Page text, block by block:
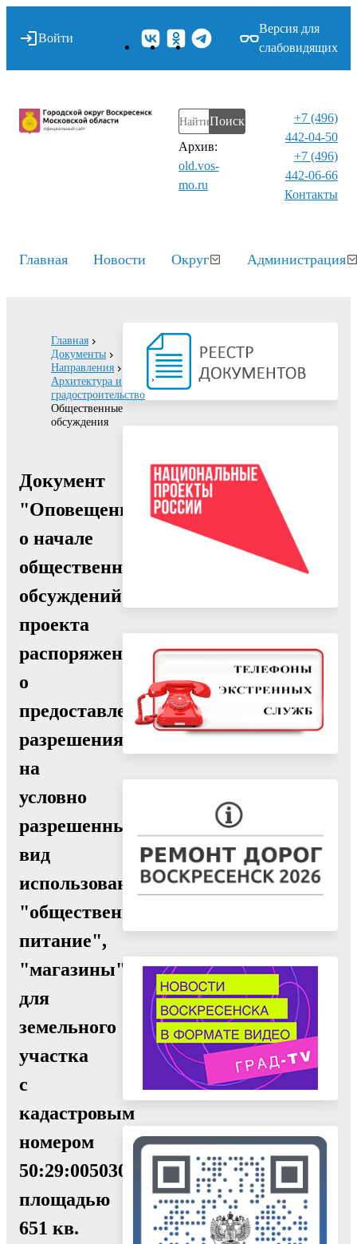
Войти
Версия для
слабовидящих
Поиск
Архив:
old.vos-
mo.ru
+7 (496)
442-04-50
+7 (496)
442-06-66
Контакты⁠
Главная Новости Округ Администрация
Главная
Документы
Направления
Архитектура и
градостроительство
Общественные
обсуждения
Документ
"Оповещение
о начале
общественных
обсуждений
проекта
распоряжения
о
предоставлении
разрешения
на
условно
разрешенный
вид
использования
"общественное
питание",
"магазины"
для
земельного
участка
с
кадастровым
номером
50:29:0050304:476,
площадью
651 кв.